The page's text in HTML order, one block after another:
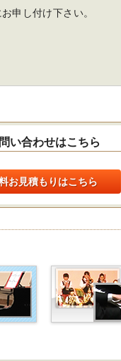
申し付け下さい。
い合わせはこちら
お見積もりはこちら